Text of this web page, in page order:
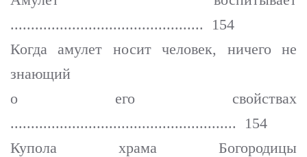
............................................... 154
Когда амулет носит человек, ничего не
знающий
о его свойствах
....................................................... 154
Купола храма Богородицы